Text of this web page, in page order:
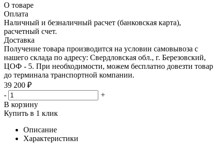
О товаре
Оплата
Наличный и безналичный расчет (банковская карта),
расчетный счет.
Доставка
Получение товара производится на условии самовывоза с
нашего склада по адресу: Свердловская обл., г. Березовский,
ЦОФ - 5. При необходимости, можем бесплатно довезти товар
до терминала транспортной компании.
39 200 ₽
-
+
В корзину
Купить в 1 клик
Описание
Характеристики